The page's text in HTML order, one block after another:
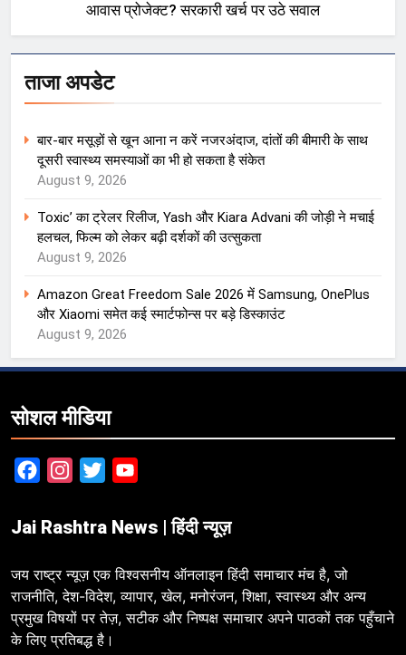
आवास प्रोजेक्ट? सरकारी खर्च पर उठे सवाल
ताजा अपडेट
बार-बार मसूड़ों से खून आना न करें नजरअंदाज, दांतों की बीमारी के साथ
दूसरी स्वास्थ्य समस्याओं का भी हो सकता है संकेत
August 9, 2026
Toxic’ का ट्रेलर रिलीज, Yash और Kiara Advani की जोड़ी ने मचाई
हलचल, फिल्म को लेकर बढ़ी दर्शकों की उत्सुकता
August 9, 2026
Amazon Great Freedom Sale 2026 में Samsung, OnePlus
और Xiaomi समेत कई स्मार्टफोन्स पर बड़े डिस्काउंट
August 9, 2026
सोशल मीडिया
FacebookInstagram
Twitter
Jai Rashtra News | हिंदी न्यूज़
जय राष्ट्र न्यूज़ एक विश्वसनीय ऑनलाइन हिंदी समाचार मंच है, जो
राजनीति, देश-विदेश, व्यापार, खेल, मनोरंजन, शिक्षा, स्वास्थ्य और अन्य
प्रमुख विषयों पर तेज़, सटीक और निष्पक्ष समाचार अपने पाठकों तक पहुँचाने
के लिए प्रतिबद्ध है।